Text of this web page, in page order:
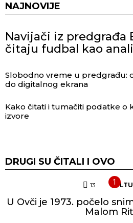
NAJNOVIJE
Navijači iz predgrađa
čitaju fudbal kao
Slobodno vreme u predgrađu:
do digitalnog ekrana
Kako čitati i tumačiti podatke o
izvore
DRUGI SU ČITALI I OVO
13 Komentara
U Ovči je 1973. počelo
Malom